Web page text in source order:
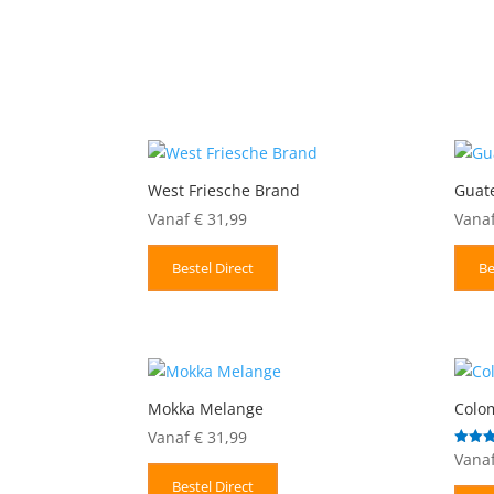
West Friesche Brand
Vanaf € 31,99
Bestel Direct
Mokka Melange
Vanaf € 31,99
Bestel Direct
5.00
uit 5